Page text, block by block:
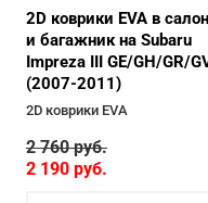
2D коврики EVA в салон
и багажник на Subaru
Impreza III GE/GH/GR/
(2007-2011)
2D коврики EVA
2 760руб.
2 190 руб.